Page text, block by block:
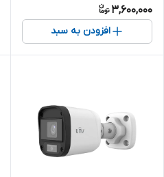
3,600,000
افزودن به سبد